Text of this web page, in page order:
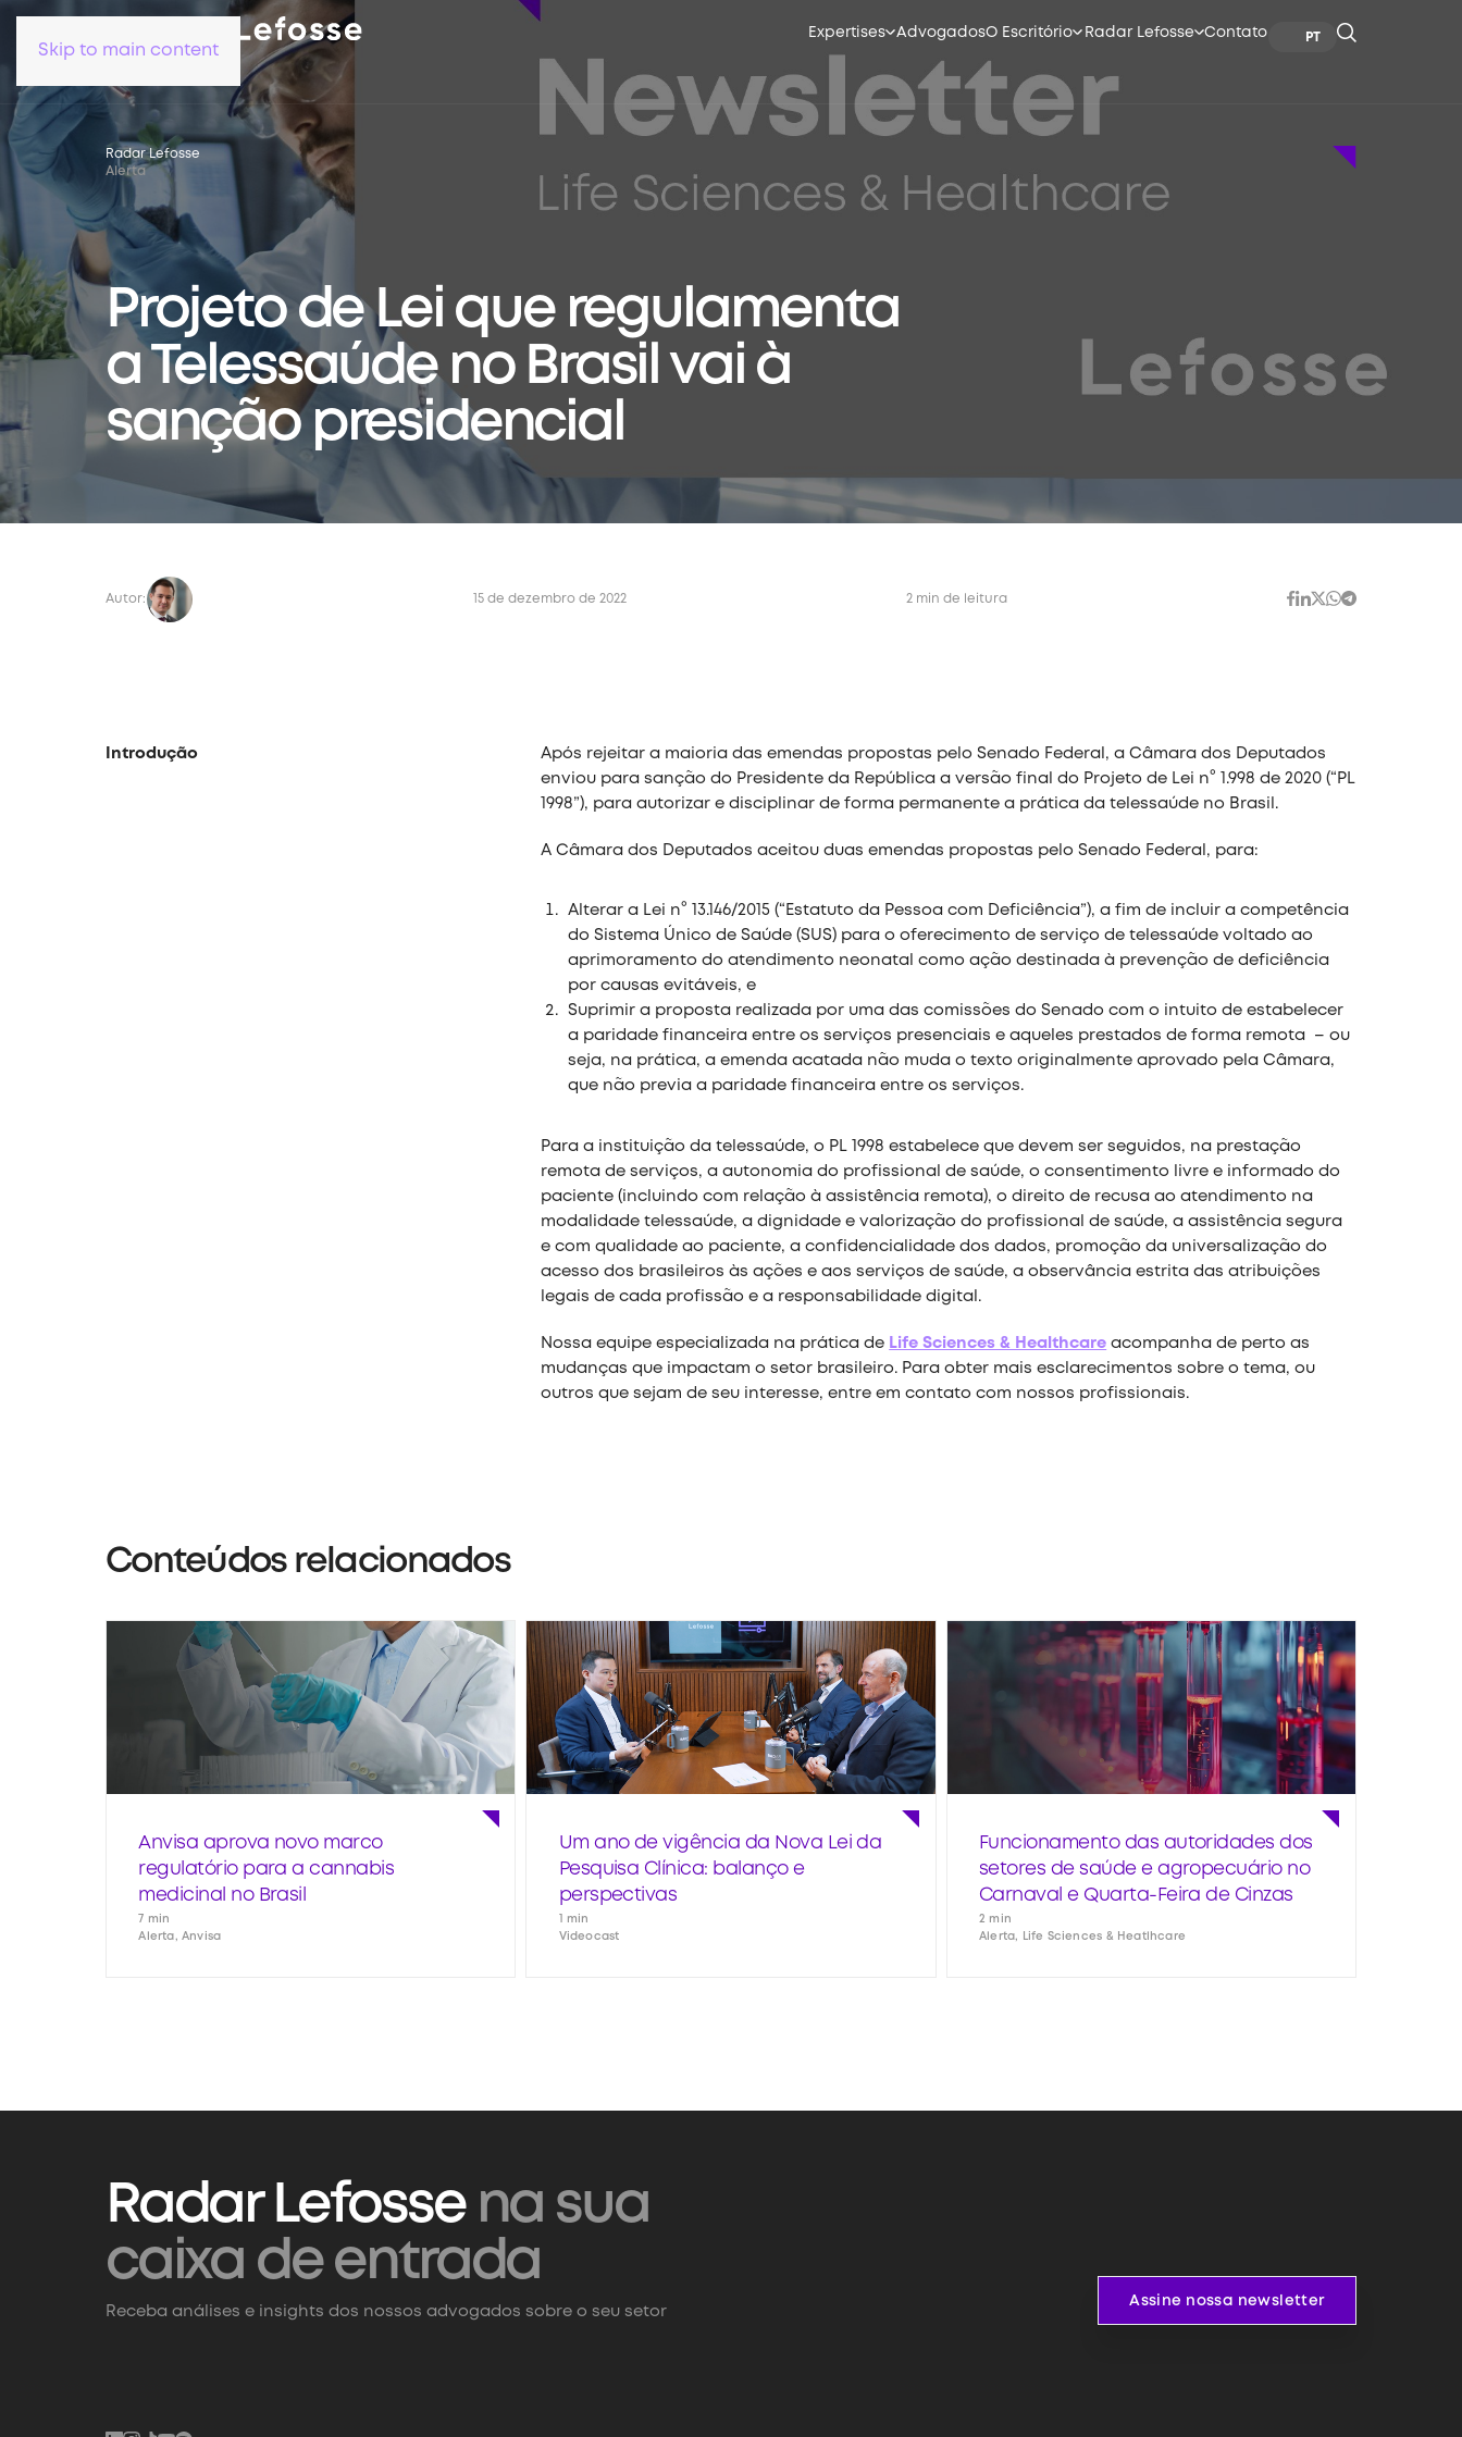
Skip to main content
Expertises AdvogadosO Escritório Radar Lefosse Contato PT
Radar Lefosse
Alerta
Projeto de Lei que regulamenta
a Telessaúde no Brasil vai à
sanção presidencial
Autor: 15 de dezembro de 2022 2 min de leitura
Introdução
Após rejeitar a maioria das emendas propostas pelo Senado Federal, a Câmara dos Deputados
enviou para sanção do Presidente da República a versão final do Projeto de Lei n° 1.998 de 2020 (“PL
1998”), para autorizar e disciplinar de forma permanente a prática da telessaúde no Brasil.
A Câmara dos Deputados aceitou duas emendas propostas pelo Senado Federal, para:
Alterar a Lei n° 13.146/2015 (“Estatuto da Pessoa com Deficiência”), a fim de incluir a competência
do Sistema Único de Saúde (SUS) para o oferecimento de serviço de telessaúde voltado ao
aprimoramento do atendimento neonatal como ação destinada à prevenção de deficiência
por causas evitáveis, e
Suprimir a proposta realizada por uma das comissões do Senado com o intuito de estabelecer
a paridade financeira entre os serviços presenciais e aqueles prestados de forma remota – ou
seja, na prática, a emenda acatada não muda o texto originalmente aprovado pela Câmara,
que não previa a paridade financeira entre os serviços.
Para a instituição da telessaúde, o PL 1998 estabelece que devem ser seguidos, na prestação
remota de serviços, a autonomia do profissional de saúde, o consentimento livre e informado do
paciente (incluindo com relação à assistência remota), o direito de recusa ao atendimento na
modalidade telessaúde, a dignidade e valorização do profissional de saúde, a assistência segura
e com qualidade ao paciente, a confidencialidade dos dados, promoção da universalização do
acesso dos brasileiros às ações e aos serviços de saúde, a observância estrita das atribuições
legais de cada profissão e a responsabilidade digital.
Nossa equipe especializada na prática de Life Sciences & Healthcare acompanha de perto as
mudanças que impactam o setor brasileiro. Para obter mais esclarecimentos sobre o tema, ou
outros que sejam de seu interesse, entre em contato com nossos profissionais.
Conteúdos relacionados
Anvisa aprova novo marco
regulatório para a cannabis
medicinal no Brasil
7 min
Alerta, Anvisa
Um ano de vigência da Nova Lei da
Pesquisa Clínica: balanço e
perspectivas
1 min
Videocast
Funcionamento das autoridades dos
setores de saúde e agropecuário no
Carnaval e Quarta-Feira de Cinzas
2 min
Alerta, Life Sciences & Heatlhcare
Radar Lefossena sua
caixa de entrada
Receba análises e insights dos nossos advogados sobre o seu setor
Assine nossa newsletter